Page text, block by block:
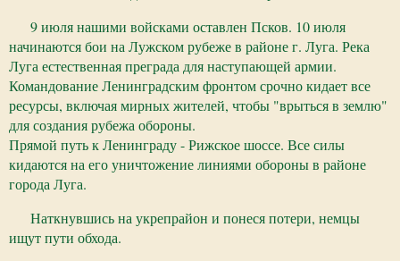
9 июля нашими войсками оставлен Псков. 10 июля
начинаются бои на Лужском рубеже в районе г. Луга. Река
Луга естественная преграда для наступающей армии.
Командование Ленинградским фронтом срочно кидает все
ресурсы, включая мирных жителей, чтобы "врыться в землю"
для создания рубежа обороны.
Прямой путь к Ленинграду - Рижское шоссе. Все силы
кидаются на его уничтожение линиями обороны в районе
города Луга.
Наткнувшись на укрепрайон и понеся потери, немцы
ищут пути обхода.